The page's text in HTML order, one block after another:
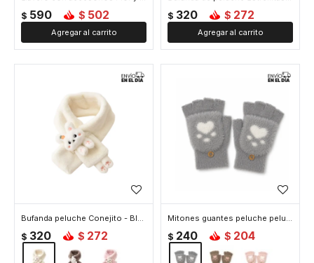
$ 590 $ 502 $ 320 $ 272
Bufanda peluche Conejito - Blanco
$ 320 $ 272
Mitones guantes peluche peludito Huella - Gris Claro
$ 240 $ 204